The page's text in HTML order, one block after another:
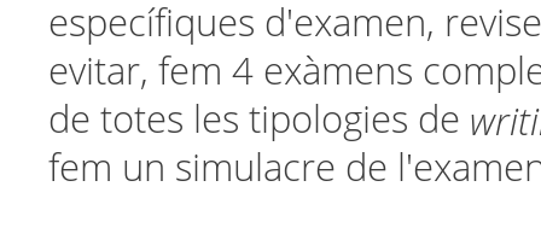
específiques d'examen,
evitar, fem 4 exàmens
de totes les tipologies de
fem un simulacre de